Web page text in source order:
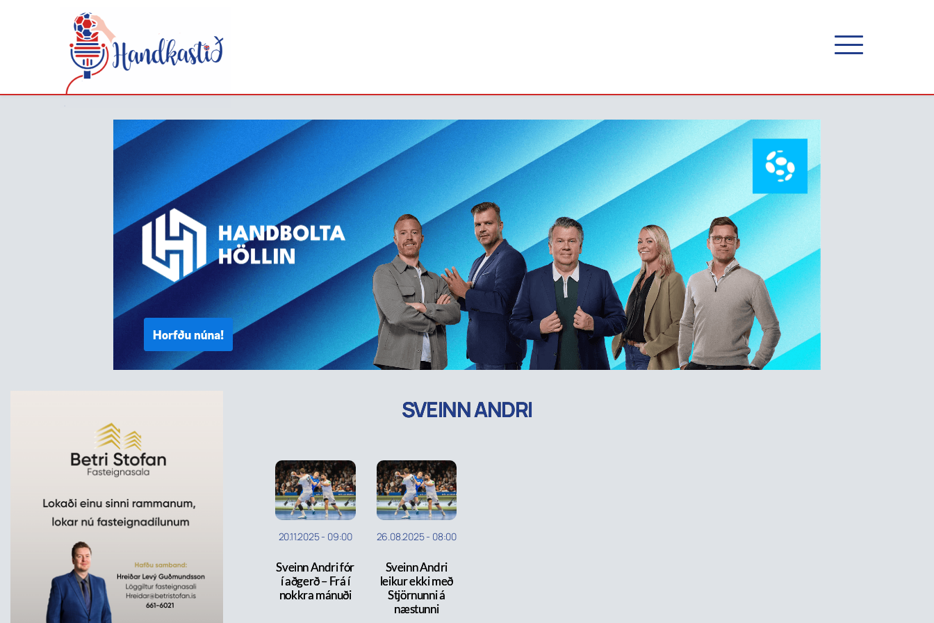
SVEINN ANDRI
20.11.2025- 09:00
Sveinn Andri fór
í aðgerð – Frá í
nokkra mánuði
26.08.2025- 08:00
Sveinn Andri
leikur ekki með
Stjörnunni á
næstunni